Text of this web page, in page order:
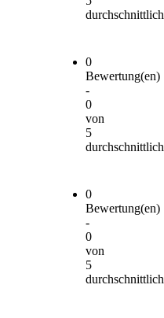
durchschnittlich
0
Bewertung(en)
-
0
von
5
durchschnittlich
0
Bewertung(en)
-
0
von
5
durchschnittlich